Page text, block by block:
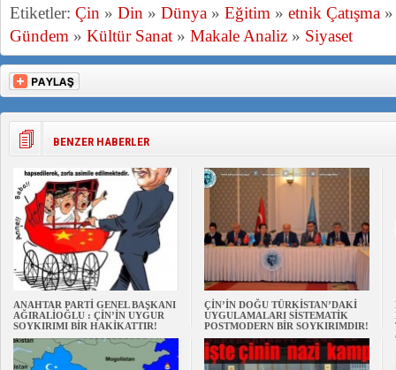
Etiketler: Çin » Din » Dünya » Eğitim » etnik Çatışma
Gündem » Kültür Sanat » Makale Analiz » Siyaset
BENZER HABERLER
ANAHTAR PARTİ GENEL BAŞKANI
AĞIRALİOĞLU : ÇİN’İN UYGUR
SOYKIRIMI BİR HAKİKATTIR!
ÇİN’İN DOĞU TÜRKİSTAN’DAKİ
UYGULAMALARI SİSTEMATİK
POSTMODERN BİR SOYKIRIMDIR!